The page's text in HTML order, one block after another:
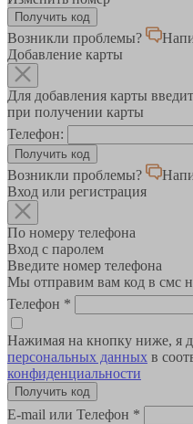
Возникли проблемы?
Добавление карты
Для добавления карты
при получении карты
Телефон:
Возникли проблемы?
Вход или регистрация
По номеру телефона
Вход с паролем
Введите номер телефона
Мы отправим вам код в смс
Телефон *
Нажимая на кнопку ниже, я
персональных данных в
конфиденциальности
E-mail или Телефон *